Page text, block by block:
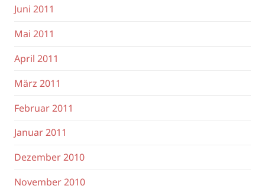
Juni 2011
Mai 2011
April 2011
März 2011
Februar 2011
Januar 2011
Dezember 2010
November 2010